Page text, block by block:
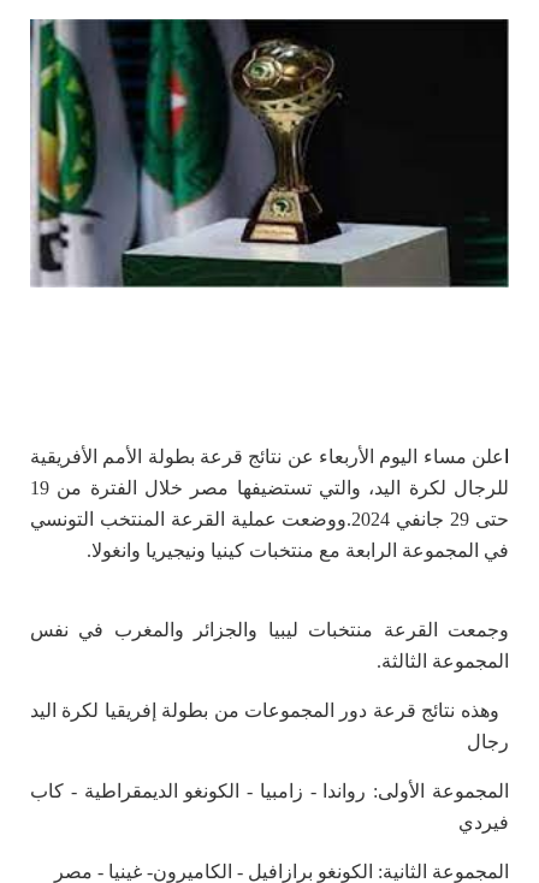
علن مساء اليوم الأربعاء عن نتائج قرعة بطولة الأمم الأفريقية
للرجال لكرة اليد، والتي تستضيفها مصر خلال الفترة من 19
حتى 29 جانفي 2024.
ووضعت عملية القرعة المنتخب التونسي
في المجموعة الرابعة مع منتخبات كينيا ونيجيريا وانغولا.
وجمعت القرعة منتخبات ليبيا والجزائر والمغرب في نفس
المجموعة الثالثة.
وهذه نتائج قرعة دور المجموعات من بطولة إفريقيا لكرة اليد
رجال
المجموعة الأولى: رواندا - زامبيا - الكونغو الديمقراطية - كاب
فيردي
المجموعة الثانية: الكونغو برازافيل - الكاميرون- غينيا - مصر